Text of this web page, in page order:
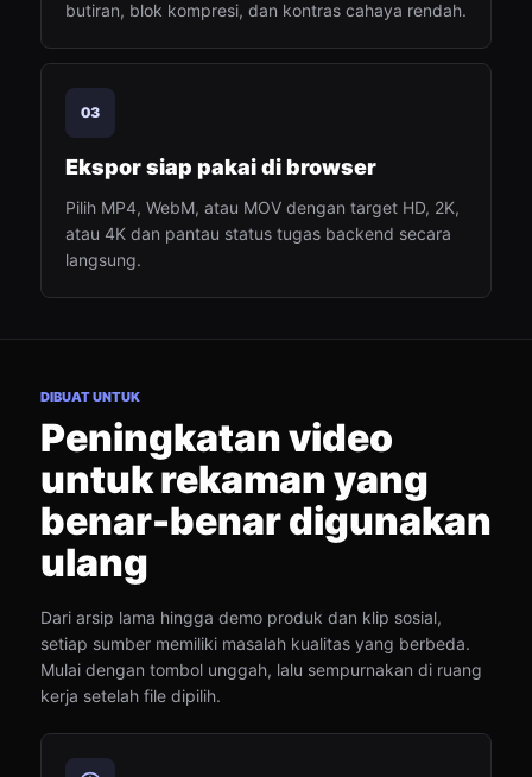
butiran, blok kompresi, dan kontras cahaya rendah.
03
Ekspor siap pakai di browser
Pilih MP4, WebM, atau MOV dengan target HD, 2K,
atau 4K dan pantau status tugas backend secara
langsung.
DIBUAT UNTUK
Peningkatan video
untuk rekaman yang
benar-benar digunakan
ulang
Dari arsip lama hingga demo produk dan klip sosial,
setiap sumber memiliki masalah kualitas yang berbeda.
Mulai dengan tombol unggah, lalu sempurnakan di ruang
kerja setelah file dipilih.